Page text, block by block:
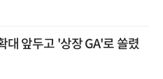
대 앞두고 '상장 GA'로 쏠렸